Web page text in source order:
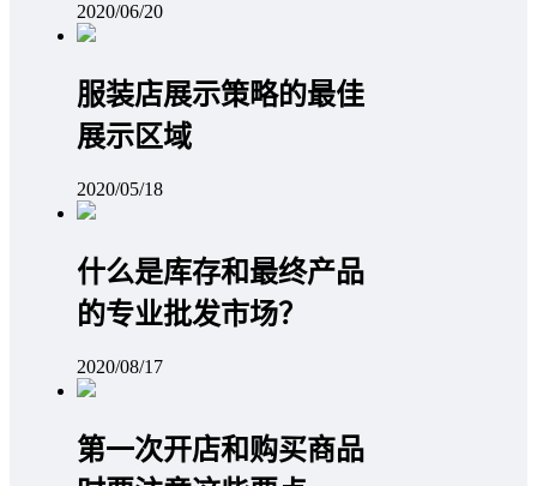
2020/06/20
服装店展示策略的最佳
展示区域
2020/05/18
什么是库存和最终产品
的专业批发市场？
2020/08/17
第一次开店和购买商品